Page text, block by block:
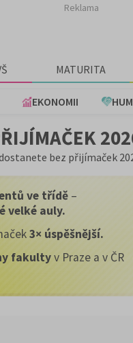
Reklama
MATURITA
EKONOMII
bez přijímaček
ve třídě–
velké auly.
3× úspěšnější.
fakultyv Praze a v ČR